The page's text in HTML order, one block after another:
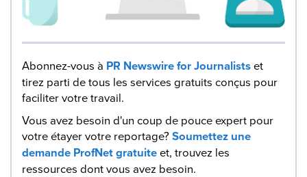
Abonnez-vous à PR Newswire for Journalistset
tirez parti de tous les services gratuits conçus pour
faciliter votre travail.
Vous avez besoin d'un coup de pouce expert pour
votre étayer votre reportage?Soumettez une
demande ProfNet gratuiteet, trouvez les
ressources dont vous avez besoin.